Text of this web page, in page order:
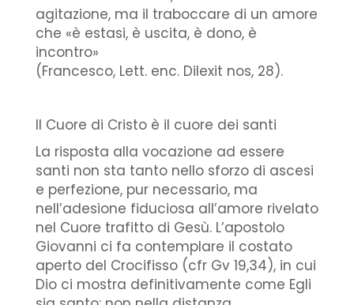
agitazione, ma il traboccare di un amore
che «è estasi, è uscita, è dono, è
incontro»
(Francesco, Lett. enc. Dilexit nos, 28).
Il Cuore di Cristo è il cuore dei santi
La risposta alla vocazione ad essere
santi non sta tanto nello sforzo di ascesi
e perfezione, pur necessario, ma
nell’adesione fiduciosa all’amore rivelato
nel Cuore trafitto di Gesù. L’apostolo
Giovanni ci fa contemplare il costato
aperto del Crocifisso (cfr Gv 19,34), in cui
Dio ci mostra definitivamente come Egli